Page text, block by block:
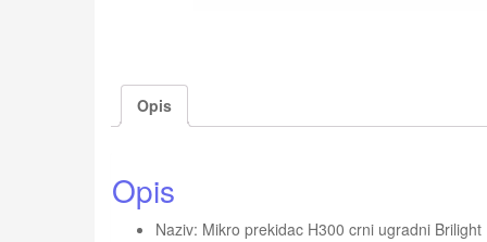
Opis
Opis
Naziv: Mikro prekidac H300 crni ugradni Brilight